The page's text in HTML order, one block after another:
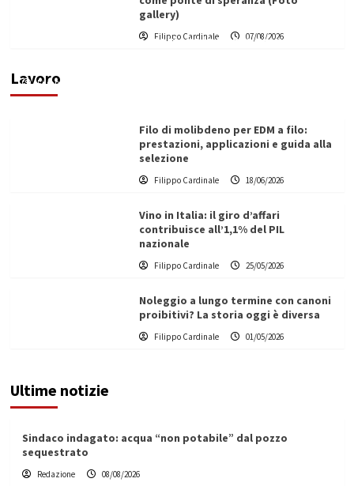
gallery)
Filippo Cardinale 07/08/2026
Lavoro
L’ingegnere saccense Buscarnera partner chiave
di un progetto transnazionale per la transizione
Filippo Cardinale
Filo di molibdeno per EDM a filo:
prestazioni, applicazioni e guida alla
selezione
Filippo Cardinale 18/06/2026
Vino in Italia: il giro d’affari
contribuisce all’1,1% del PIL
nazionale
Filippo Cardinale 25/05/2026
Noleggio a lungo termine con canoni
proibitivi? La storia oggi è diversa
Filippo Cardinale 01/05/2026
Ultime notizie
Sindaco indagato: acqua “non potabile” dal pozzo
sequestrato
Redazione 08/08/2026